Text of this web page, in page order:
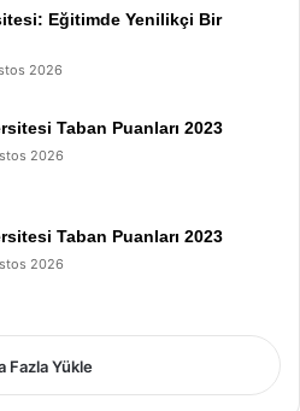
Eğitimde Yenilikçi Bir
2026
Taban Puanları 2023
2026
Taban Puanları 2023
2026
Fazla Yükle